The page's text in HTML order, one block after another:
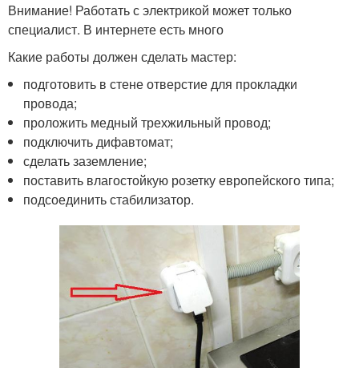
Внимание! Работать с электрикой может только
специалист. В интернете есть много
Какие работы должен сделать мастер:
подготовить в стене отверстие для прокладки
провода;
проложить медный трехжильный провод;
подключить дифавтомат;
сделать заземление;
поставить влагостойкую розетку европейского типа;
подсоединить стабилизатор.